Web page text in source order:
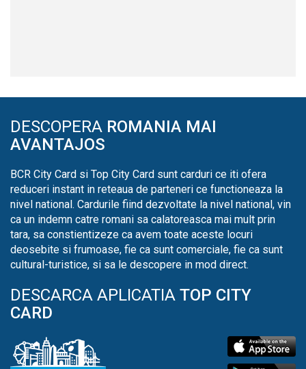
DESCOPERA ROMANIA MAI
AVANTAJOS
BCR City Card si Top City Card sunt carduri ce iti ofera
reduceri instant in reteaua de parteneri ce functioneaza la
nivel national. Cardurile fiind dezvoltate la nivel national, vin
ca un indemn catre romani sa calatoreasca mai mult prin
tara, sa constientizeze ca avem toate aceste locuri
deosebite si frumoase, fie ca sunt comerciale, fie ca sunt
cultural-turistice, si sa le descopere in mod direct.
DESCARCA APLICATIA TOP CITY
CARD